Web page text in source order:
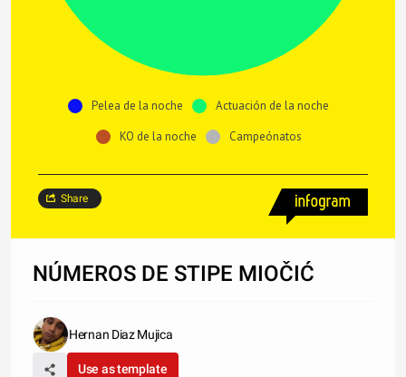
Pelea de la noche
Actuación de la noche
KO de la noche
Campeónatos
Share
NÚMEROS DE STIPE MIOČIĆ
Hernan Diaz Mujica
Use as template